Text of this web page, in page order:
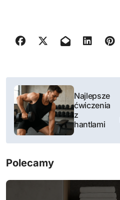
N
w
i
g
a
Najlepsze
ćwiczenia
z
hantlami
Polecamy